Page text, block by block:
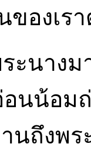
องเร
ะนาง
นน้อม
นถึงพ